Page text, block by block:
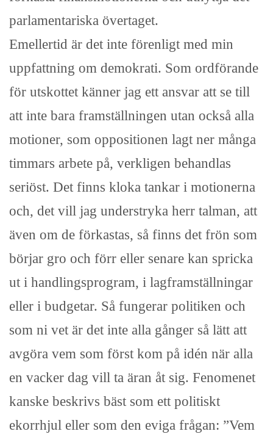
parlamentariska övertaget.
Emellertid är det inte förenligt med min
uppfattning om demokrati. Som ordförande
för utskottet känner jag ett ansvar att se till
att inte bara framställningen utan också alla
motioner, som oppositionen lagt ner många
timmars arbete på, verkligen behandlas
seriöst. Det finns kloka tankar i motionerna
och, det vill jag understryka herr talman, att
även om de förkastas, så finns det frön som
börjar gro och förr eller senare kan spricka
ut i handlingsprogram, i lagframställningar
eller i budgetar. Så fungerar politiken och
som ni vet är det inte alla gånger så lätt att
avgöra vem som först kom på idén när alla
en vacker dag vill ta äran åt sig. Fenomenet
kanske beskrivs bäst som ett politiskt
ekorrhjul eller som den eviga frågan: ”Vem